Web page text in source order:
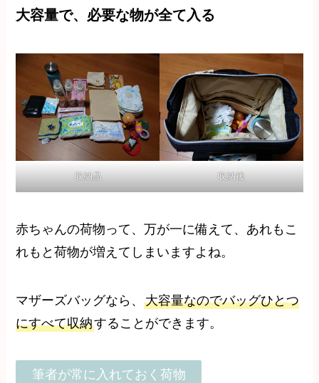
大容量で、必要な物が全て入る
収納品 収納後
赤ちゃんの荷物って、万が一に備えて、あれもこ
れもと荷物が増えてしまいますよね。
マザーズバッグなら、大容量なのでバッグひとつ
にすべて収納することができます。
筆者が常に入れておく荷物